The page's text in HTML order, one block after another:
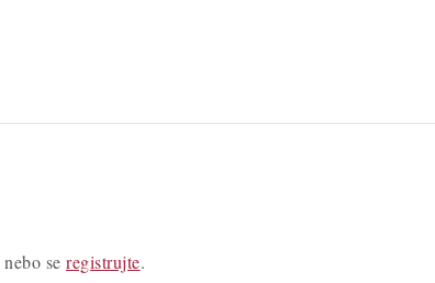
nebo se registrujte.